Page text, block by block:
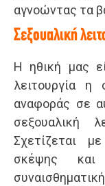
αγνοώντας τα
Σεξουαλική
Η ηθική μας
λειτουργία η
αναφοράς σε
σεξουαλική
Σχετίζεται
σκέψης